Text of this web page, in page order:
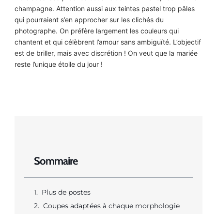
Sommaire
Plus de postes
Coupes adaptées à chaque morphologie
champagne. Attention aussi aux teintes pastel trop pâles
qui pourraient s’en approcher sur les clichés du
photographe. On préfère largement les couleurs qui
chantent et qui célèbrent l’amour sans ambiguïté. L’objectif
est de briller, mais avec discrétion ! On veut que la mariée
reste l’unique étoile du jour !